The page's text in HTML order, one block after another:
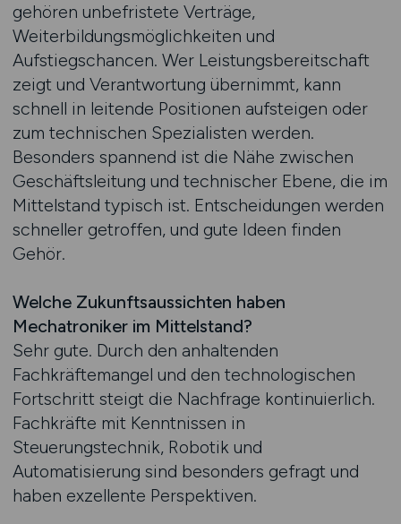
gehören unbefristete Verträge,
Weiterbildungsmöglichkeiten und
Aufstiegschancen. Wer Leistungsbereitschaft
zeigt und Verantwortung übernimmt, kann
schnell in leitende Positionen aufsteigen oder
zum technischen Spezialisten werden.
Besonders spannend ist die Nähe zwischen
Geschäftsleitung und technischer Ebene, die im
Mittelstand typisch ist. Entscheidungen werden
schneller getroffen, und gute Ideen finden
Gehör.
Welche Zukunftsaussichten haben
Mechatroniker im Mittelstand?
Sehr gute. Durch den anhaltenden
Fachkräftemangel und den technologischen
Fortschritt steigt die Nachfrage kontinuierlich.
Fachkräfte mit Kenntnissen in
Steuerungstechnik, Robotik und
Automatisierung sind besonders gefragt und
haben exzellente Perspektiven.